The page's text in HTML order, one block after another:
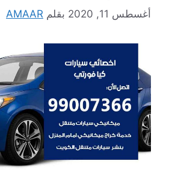
أغسطس 11, 2020 بقلم AMAAR